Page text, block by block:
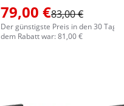
79,00 €83,00 €
Der günstigste Preis in den 30
dem Rabatt war: 81,00 €